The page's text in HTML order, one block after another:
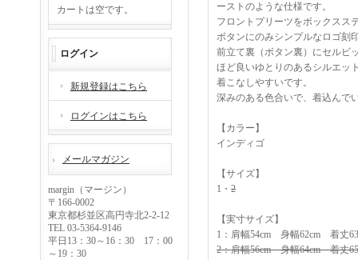
カートは空です。
ログイン
新規登録はこちら
ログインはこちら
メールマガジン
margin（マージン）
〒166-0002
東京都杉並区高円寺北2-2-12
TEL 03-5364-9146
平日13：30～16：30 17：00
～19：30
ーストのような仕様です。
フロントプリーツをボックスス
ボタンにのみシンプルなロゴ刻
前立て裏（ボタン裏）にセルビ
ほど良いゆとりのあるシルエッ
着こなしやすいです。
深みのある色合いで、着込んで
【カラー】
インディゴ
【サイズ】
1・ 2
【実寸サイズ】
1：肩幅54cm 身幅62cm 着丈
2：肩幅56cm 身幅64cm 着丈